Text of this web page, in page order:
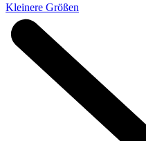
Kleinere Größen